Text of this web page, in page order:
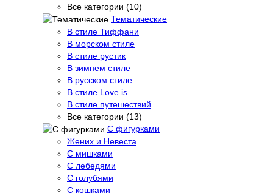
Все категории (10)
Тематические
В стиле Тиффани
В морском стиле
В стиле рустик
В зимнем стиле
В русском стиле
В стиле Love is
В стиле путешествий
Все категории (13)
С фигурками
Жених и Невеста
С мишками
С лебедями
С голубями
С кошками